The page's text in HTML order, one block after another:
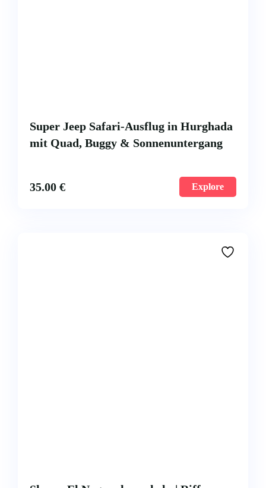
Super Jeep Safari-Ausflug in Hurghada
mit Quad, Buggy & Sonnenuntergang
35.00 € Explore